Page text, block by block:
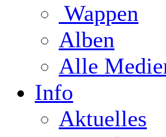
Wappen
Alben
Alle
Info
Aktuelles